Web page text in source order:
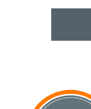
Model C11FG jest
wprowadzenie
UCP. Nóż ten ma
tego kamuflażu
spowodowane
wojskowych.